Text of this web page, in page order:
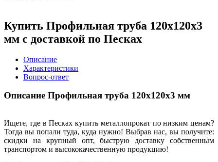
Купить Профильная труба 120х120х3
мм с доставкой по Песках
Описание
Характеристики
Вопрос-ответ
Описание Профильная труба 120х120х3 мм
Ищете, где в Песках купить металлопрокат по низким ценам?
Тогда вы попали туда, куда нужно! Выбрав нас, вы получите:
скидки на крупный опт, быструю доставку собственным
транспортом и высококачественную продукцию!